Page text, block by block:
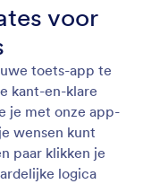
voor
toets-app te
kant-en-klare
je met onze app-
wensen kunt
paar klikken je
logica